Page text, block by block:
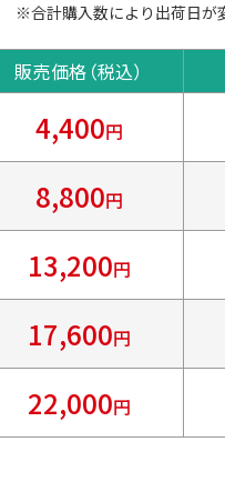
※合計購入数により出荷日が
販売価格（税込）
4,400円
8,800円
13,200円
17,600円
22,000円